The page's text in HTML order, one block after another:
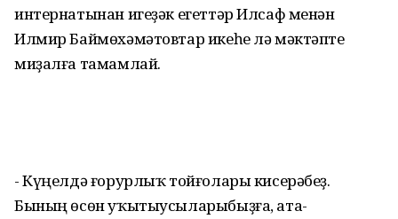
интернатынан игеҙәк егеттәр Илсаф менән
Илмир Баймөхәмәтовтар икеһе лә мәктәпте
миҙалға тамамлай.
- Күңелдә ғорурлыҡ тойғолары кисерәбеҙ.
Бының өсөн уҡытыусыларыбыҙға, ата-